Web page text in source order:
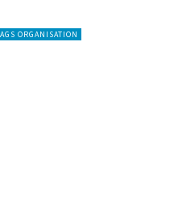
ORGANISATION